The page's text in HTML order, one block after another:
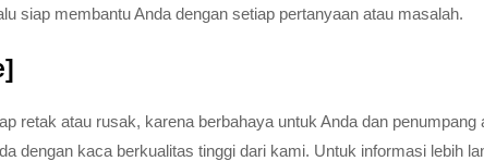
siap membantu Anda dengan setiap pertanyaan atau masalah.
retak atau rusak, karena berbahaya untuk Anda dan penumpang
dengan kaca berkualitas tinggi dari kami. Untuk informasi lebih